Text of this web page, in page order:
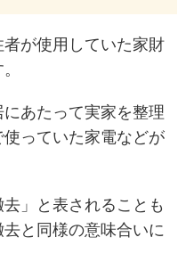
が使用していた家財
あたって実家を整理
っていた家電などが
去」と表されることも
と同様の意味合いに